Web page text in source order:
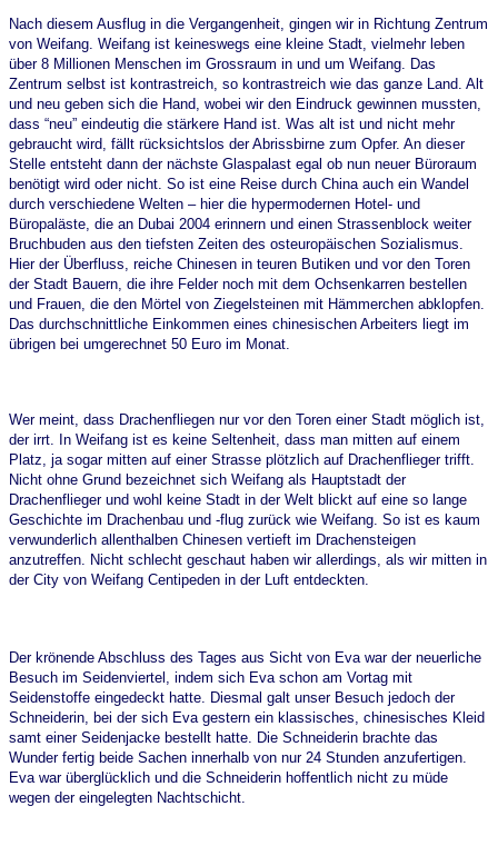
Nach diesem Ausflug in die Vergangenheit, gingen wir in Richtung Zentrum
von Weifang. Weifang ist keineswegs eine kleine Stadt, vielmehr leben
über 8 Millionen Menschen im Grossraum in und um Weifang. Das
Zentrum selbst ist kontrastreich, so kontrastreich wie das ganze Land. Alt
und neu geben sich die Hand, wobei wir den Eindruck gewinnen mussten,
dass “neu” eindeutig die stärkere Hand ist. Was alt ist und nicht mehr
gebraucht wird, fällt rücksichtslos der Abrissbirne zum Opfer. An dieser
Stelle entsteht dann der nächste Glaspalast egal ob nun neuer Büroraum
benötigt wird oder nicht. So ist eine Reise durch China auch ein Wandel
durch verschiedene Welten – hier die hypermodernen Hotel- und
Büropaläste, die an Dubai 2004 erinnern und einen Strassenblock weiter
Bruchbuden aus den tiefsten Zeiten des osteuropäischen Sozialismus.
Hier der Überfluss, reiche Chinesen in teuren Butiken und vor den Toren
der Stadt Bauern, die ihre Felder noch mit dem Ochsenkarren bestellen
und Frauen, die den Mörtel von Ziegelsteinen mit Hämmerchen abklopfen.
Das durchschnittliche Einkommen eines chinesischen Arbeiters liegt im
übrigen bei umgerechnet 50 Euro im Monat.
Wer meint, dass Drachenfliegen nur vor den Toren einer Stadt möglich ist,
der irrt. In Weifang ist es keine Seltenheit, dass man mitten auf einem
Platz, ja sogar mitten auf einer Strasse plötzlich auf Drachenflieger trifft.
Nicht ohne Grund bezeichnet sich Weifang als Hauptstadt der
Drachenflieger und wohl keine Stadt in der Welt blickt auf eine so lange
Geschichte im Drachenbau und -flug zurück wie Weifang. So ist es kaum
verwunderlich allenthalben Chinesen vertieft im Drachensteigen
anzutreffen. Nicht schlecht geschaut haben wir allerdings, als wir mitten in
der City von Weifang Centipeden in der Luft entdeckten.
Der krönende Abschluss des Tages aus Sicht von Eva war der neuerliche
Besuch im Seidenviertel, indem sich Eva schon am Vortag mit
Seidenstoffe eingedeckt hatte. Diesmal galt unser Besuch jedoch der
Schneiderin, bei der sich Eva gestern ein klassisches, chinesisches Kleid
samt einer Seidenjacke bestellt hatte. Die Schneiderin brachte das
Wunder fertig beide Sachen innerhalb von nur 24 Stunden anzufertigen.
Eva war überglücklich und die Schneiderin hoffentlich nicht zu müde
wegen der eingelegten Nachtschicht.